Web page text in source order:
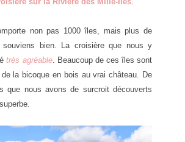
non pas 1000 îles, mais plus de
bien. La croisière que nous y
très agréable. Beaucoup de ces îles sont
la bicoque en bois au vrai château. De
que nous avons de surcroit découverts